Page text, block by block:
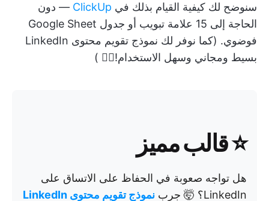
سنوضح لك كيفية القيام بذلك في ClickUp — دون
الحاجة إلى 15 علامة تبويب أو جدول Google Sheet
فوضوي. (كما نوفر لك نموذج تقويم محتوى LinkedIn
بسيط ومجاني وسهل الاستخدام!👇🏼 )
⭐قالب مميز
هل تواجه صعوبة في الحفاظ على الاتساق على
LinkedIn؟ 🤯 جرب
نموذج تقويم محتوى LinkedIn